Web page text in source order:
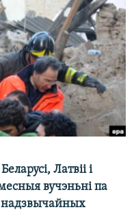
Латвіі і
вучэньні па